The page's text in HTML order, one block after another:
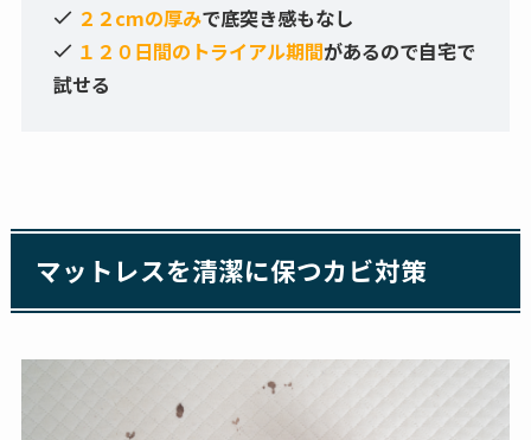
２２cmの厚みで底突き感もなし
１２０日間のトライアル期間があるので自宅で
試せる
マットレスを清潔に保つカビ対策